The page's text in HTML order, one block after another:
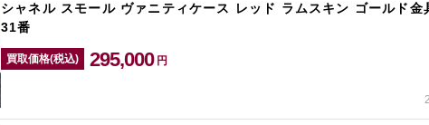
シャネル スモール ヴァニティケース レッド ラムスキン ゴールド
31番
買取価格(税込) 295,000 円